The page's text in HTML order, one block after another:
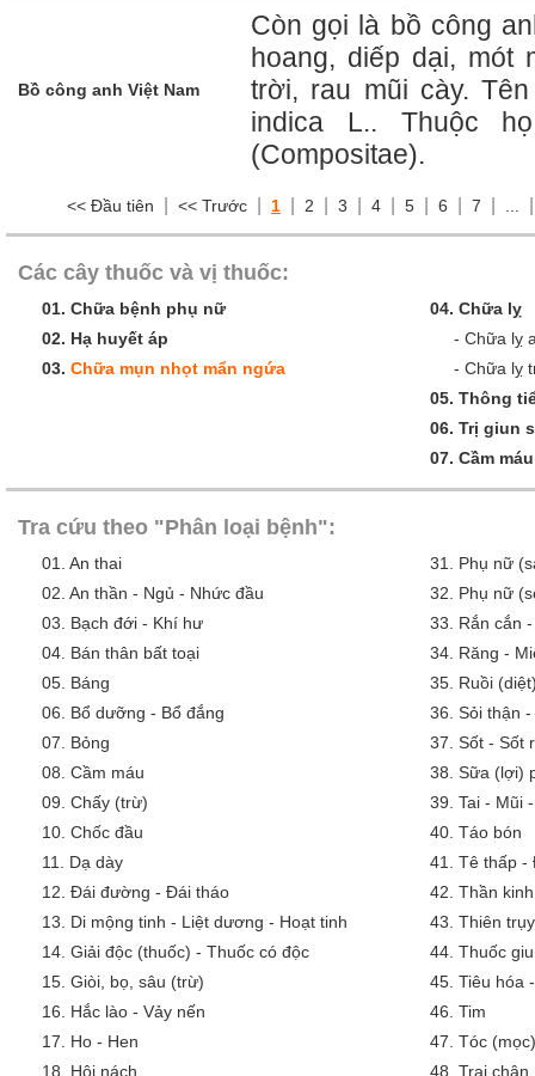
Bồ công anh Việt Nam
Còn gọi là bồ công
hoang, diếp dại, mót
trời, rau mũi cày.
indica L.. Thuộc
(Compositae).
<< Đầu tiên << Trước 1 2 3 4 5 6 7
Các cây thuốc và vị thuốc:
01. Chữa bệnh phụ nữ
02. Hạ huyết áp
03. Chữa mụn nhọt mẩn ngứa
04. Chữa lỵ
- Chữa lỵ
- Chữa lỵ
05. Thông
06. Trị giun
07. Cầm máu
Tra cứu theo "Phân loại bệnh":
01. An thai
02. An thần - Ngủ - Nhức đầu
03. Bạch đới - Khí hư
04. Bán thân bất toại
05. Báng
06. Bổ dưỡng - Bổ đắng
07. Bỏng
08. Cầm máu
09. Chấy (trừ)
10. Chốc đầu
11. Dạ dày
12. Đái đường - Đái tháo
13. Di mộng tinh - Liệt dương - Hoạt tinh
14. Giải độc (thuốc) - Thuốc có độc
15. Giòi, bọ, sâu (trừ)
16. Hắc lào - Vảy nến
17. Ho - Hen
18. Hôi nách
31. Phụ nữ
32. Phụ nữ
33. Rắn cắn
34. Răng -
35. Ruồi
36. Sỏi thận
37. Sốt - Sốt
38. Sữa (lợi)
39. Tai - Mũi
40. Táo bón
41. Tê thấp -
42. Thần
43. Thiên trụy
44. Thuốc
45. Tiêu hóa
46. Tim
47. Tóc
48. Trai chân